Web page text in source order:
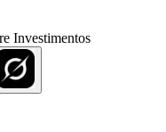
Investimentos